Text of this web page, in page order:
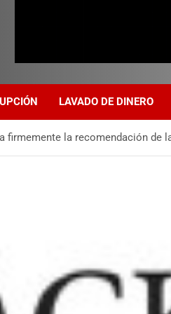
LAVADO DE DINERO
firmemente la recomendación